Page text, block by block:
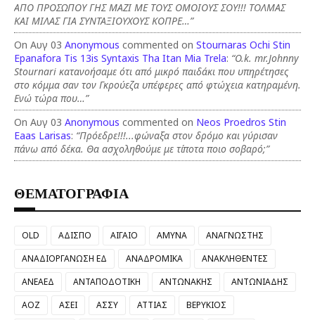
ΑΠΟ ΠΡΟΣΩΠΟΥ ΓΗΣ ΜΑΖΙ ΜΕ ΤΟΥΣ ΟΜΟΙΟΥΣ ΣΟΥ!!! ΤΟΛΜΑΣ
ΚΑΙ ΜΙΛΑΣ ΓΙΑ ΣΥΝΤΑΞΙΟΥΧΟΥΣ ΚΟΠΡΕ…”
On Αυγ 03 Anonymous commented on Stournaras Ochi Stin
Epanafora Tis 13is Syntaxis Tha Itan Mia Trela: “O.k. mr.Johnny
Stournari κατανοήσαμε ότι από μικρό παιδάκι που υπηρέτησες
στο κόμμα σαν τον Γκρούεζα υπέφερες από φτώχεια κατηραμένη.
Ενώ τώρα που…”
On Αυγ 03 Anonymous commented on Neos Proedros Stin
Eaas Larisas: “Πρόεδρε!!!...φώναξα στον δρόμο και γύρισαν
πάνω από δέκα. Θα ασχοληθούμε με τίποτα ποιο σοβαρό;”
ΘΕΜΑΤΟΓΡΑΦΙΑ
OLD ΑΔΙΣΠΟ ΑΙΓΑΙΟ ΑΜΥΝΑ
ΑΝΑΓΝΩΣΤΗΣ
ΑΝΑΔΙΟΡΓΑΝΩΣΗ ΕΔ
ΑΝΑΔΡΟΜΙΚΑ
ΑΝΑΚΛΗΘΕΝΤΕΣ
ΑΝΕΑΕΔ
ΑΝΤΑΠΟΔΟΤΙΚΗ ΑΝΤΩΝΑΚΗΣ
ΑΝΤΩΝΙΑΔΗΣ
ΑΟΖ
ΑΣΕΙ ΑΣΣΥ ΑΤΤΙΑΣ
ΒΕΡΥΚΙΟΣ